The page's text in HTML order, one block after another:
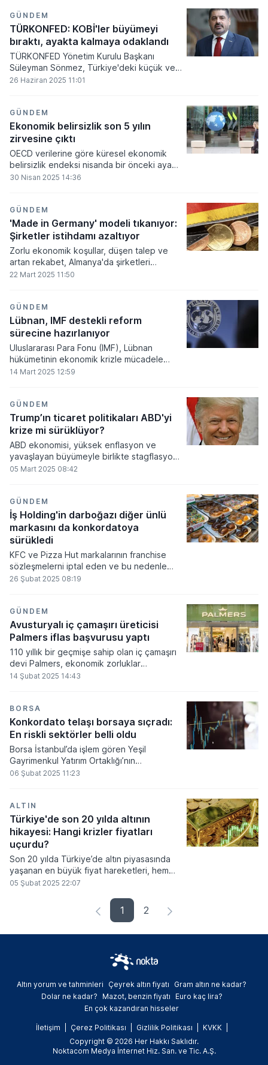
haber Washington’dan geldi
GÜNDEM
TÜRKONFED: KOBİ'ler büyümeyi
bıraktı, ayakta kalmaya odaklandı
TÜRKONFED Yönetim Kurulu Başkanı
Süleyman Sönmez, Türkiye'deki küçük ve
orta ölçekli işletmelerin (KOBİ) artık
varlıklarını sürdürmeye çalıştığını vurguladı.
26 Haziran 2025 11:01
GÜNDEM
Ekonomik belirsizlik son 5 yılın
zirvesine çıktı
OECD verilerine göre küresel ekonomik
belirsizlik endeksi nisanda bir önceki aya
göre yüzde 52 oranında artarak 33,2
30 Nisan 2025 14:36
GÜNDEM
'Made in Germany' modeli tıkanıyor:
Şirketler istihdamı azaltıyor
Zorlu ekonomik koşullar, düşen talep ve
artan rekabet, Almanya'da şirketleri
yeniden yapılanmaya zorlarken, birçok
sanayi, otomotiv ve finans kuruluşlarından
gelen peş peşe açıklamalar, iş gücü
piyasasında tedirginliğe neden oldu.
22 Mart 2025 11:50
GÜNDEM
Lübnan, IMF destekli reform
sürecine hazırlanıyor
Uluslararası Para Fonu (IMF), Lübnan
hükümetinin ekonomik krizle mücadele
kapsamında yeni bir reform programı talep
14 Mart 2025 12:59
GÜNDEM
Trump’ın ticaret politikaları ABD'yi
krize mi sürüklüyor?
ABD ekonomisi, yüksek enflasyon ve
yavaşlayan büyümeyle birlikte stagflasyon
riskiyle yüzleşiyor. Moody’s Analytics Baş
enflasyonu artırdığını, bu durumun 1970’ler
ve 1980’lerin başındaki ekonomik kriz
dönemine benzediğini belirtti. Atlanta Fed,
2024’ün ilk çeyreğine ilişkin büyümeyi
bir gerilemenin 2022'den bu yana ilk kez
negatif büyümeye yol açabileceği
vurgulandı.
05 Mart 2025 08:42
GÜNDEM
İş Holding'in darboğazı diğer ünlü
markasını da konkordatoya
sürükledi
KFC ve Pizza Hut markalarının franchise
sözleşmelerni iptal eden ve bu nedenle
işletmelerinde ekonomik sıkıntı yaşayan İş
İstanbul Anadolu 3. Asliye Ticaret
Mahkemesi'ne başvuru yapılmasının
ardından mahkeme, 20 Şubat 2024'te 3
aylık geçici mühlet kararl aldı. Bu karar
neticesinde haciz işlemleri durduruldu ve
şirkete konkordato komiserleri atandı.
26 Şubat 2025 08:19
GÜNDEM
Avusturyalı iç çamaşırı üreticisi
Palmers iflas başvurusu yaptı
110 yıllık bir geçmişe sahip olan iç çamaşırı
devi Palmers, ekonomik zorluklar
nedeniyle iflas başvurusunda bulundu.
14 Şubat 2025 14:43
BORSA
Konkordato telaşı borsaya sıçradı:
En riskli sektörler belli oldu
Borsa İstanbul’da işlem gören Yeşil
Gayrimenkul Yatırım Ortaklığı’nın
konkordato ilan etmesi sonrasında
en riskli sektörler hangileri? İşte detaylar..
06 Şubat 2025 11:23
ALTIN
Türkiye'de son 20 yılda altının
hikayesi: Hangi krizler fiyatları
uçurdu?
Son 20 yılda Türkiye’de altın piyasasında
yaşanan en büyük fiyat hareketleri, hem
küresel ons altın fiyatları hem de döviz
gerçekleşti. Gram altın, çeyrek altın ve ons
altın fiyatları; ekonomik krizler, merkez
arasında Türkiye’de altın fiyatlarında
görülen en büyük iniş ve çıkış dönemleri.
05 Şubat 2025 22:07
1 2
Altın yorum ve tahminleri Çeyrek altın fiyatı
Gram altın ne kadar?
Dolar ne kadar?
Mazot, benzin fiyatı
Euro kaç lira?
En çok kazandıran hisseler
İletişim Çerez Politikası Gizlilik Politikası
KVKK
Copyright © 2026 Her Hakkı Saklıdır.
Noktacom Medya İnternet Hiz. San. ve Tic. A.Ş.